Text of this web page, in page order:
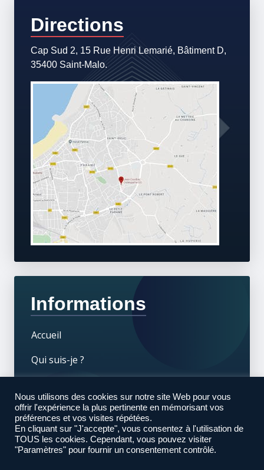
Directions
Cap Sud 2, 15 Rue Henri Lemarié, Bâtiment D,
35400 Saint-Malo.
Informations
Accueil
Qui suis-je ?
Mentions Légales
PRENDRE RENDEZ-VOUS
Nous utilisons des cookies sur notre site Web pour vous
offrir l'expérience la plus pertinente en mémorisant vos
préférences et vos visites répétées.
En cliquant sur "J'accepte", vous consentez à l'utilisation de
TOUS les cookies. Cependant, vous pouvez visiter
"Paramètres" pour fournir un consentement contrôlé.